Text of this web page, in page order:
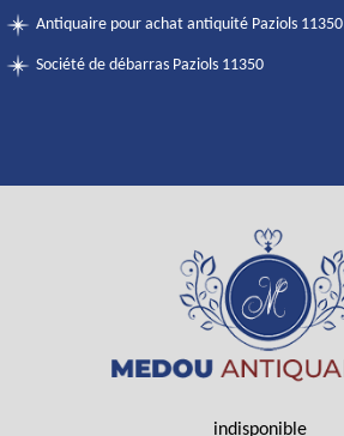
Antiquaire pour achat antiquité Paziols 11350
Société de débarras Paziols 11350
indisponible